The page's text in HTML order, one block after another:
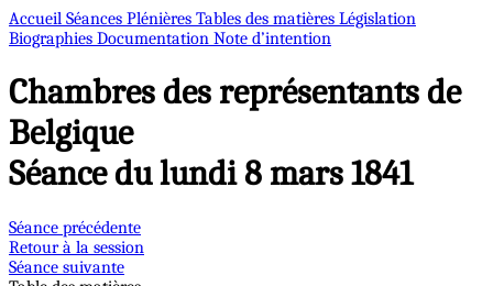
Accueil Séances Plénières Tables des matières Législation
Biographies Documentation Note d’intention
Chambres des représentants de
Belgique
Séance du lundi 8 mars 1841
Séance précédente
Retour à la session
Séance suivante